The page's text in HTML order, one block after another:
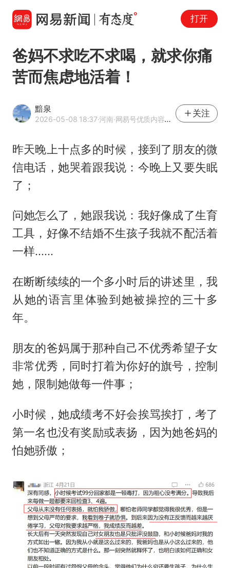
打开
爸妈不求吃不求喝，就求你痛
苦而焦虑地活着！
黯泉
2026-05-08 18:37·河南·网易号优质内容创作者
关注
昨天晚上十点多的时候，接到了朋友的微
信电话，她哭着跟我说：今晚上又要失眠
了；
问她怎么了，她跟我说：我好像成了生育
工具，好像不结婚不生孩子我就不配活着
一样......
在断断续续的一个多小时后的讲述里，我
从她的语言里体验到她被操控的三十多
年。
朋友的爸妈属于那种自己不优秀希望子女
非常优秀，同时打着为你好的旗号，控制
她，限制她做每一件事；
小时候，她成绩考不好会挨骂挨打，考了
第一名也没有奖励或表扬，因为她爸妈的
怕她骄傲；